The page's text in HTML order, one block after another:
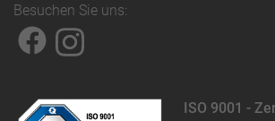
Besuchen Sie uns:
ISO 9001 -